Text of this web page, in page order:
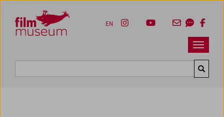
Zum Inhalt
Zum Hauptmenü
Zur Servicenavigation
Zum Suche
Navbar
EN